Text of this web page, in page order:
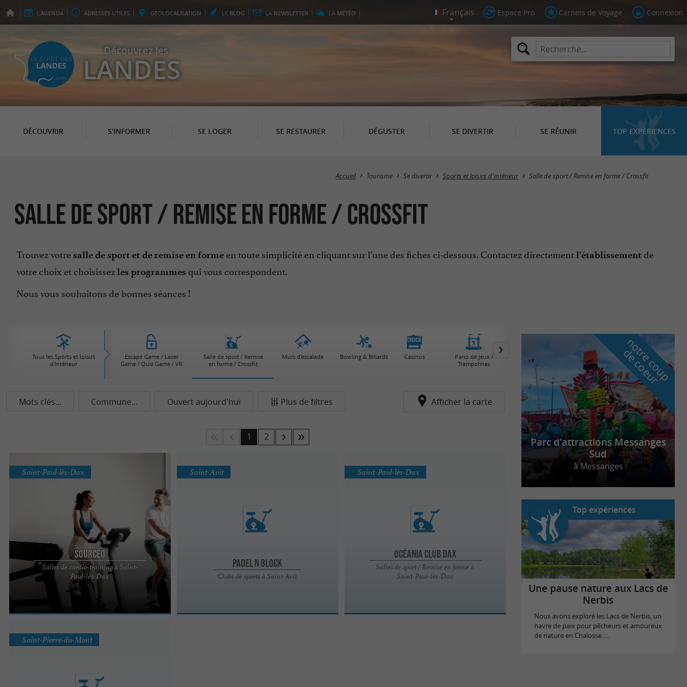
L'AGENDA ADRESSES UTILES GEOLOCALISATION LE BLOG LA NEWSLETTER LA MÉTÉO Espace Pro Carnets de Voyage Connexion
Découvrez les
LANDES
DÉCOUVRIR S'INFORMER SE LOGER SE RESTAURER DÉGUSTER SE DIVERTIR SE RÉUNIR TOP EXPÉRIENCES
Masquer la carte
Accueil Tourisme Se divertir Sports et loisirs d'intérieur Salle de sport / Remise en forme / Crossfit
Salle de sport / Remise en forme / Crossfit
Trouvez votre salle de sport et de remise en forme en toute simplicité en cliquant sur l’une des fiches ci-dessous. Contactez directementl’établissement de
votre choix et choisissezles programmes qui vous correspondent.
Nous vous souhaitons de bonnes séances !
Tous les Sports et loisirs
d'intérieur
Escape Game / Laser
Game / Quiz Game / VR
Salle de sport / Remise
en forme / Crossfit
Murs d'escalade Bowling & Billards Casinos
Parcs de jeux /
Trampolines
Mots clés... Commune... Ouvert aujourd'hui Plus de filtres Afficher la carte
1 2
Sourcéo
Salles de cardio-training à Saint-
Paul-lès-Dax
Saint-Paul-lès-Dax
Sourcéo, un centre de remise en forme avec salle
de sport à Saint-Paul-lès-Dax Profitez d’une
escapade détente ...
PADEL N BLOCK
Clubs de sports à Saint-Avit
Saint-Avit
Océania club DAX
Salles de sport / Remise en forme à
Saint-Paul-lès-Dax
Saint-Paul-lès-Dax
Saint-Pierre-du-Mont
n
o
t
r
e
c
o
u
p
d
e
c
o
e
u
r
Parc d'attractions Messanges
Sud
à Messanges
Top expériences
Une pause nature aux Lacs de
Nerbis
Nous avons exploré les Lacs de Nerbis, un
havre de paix pour pêcheurs et amoureux
de nature en Chalosse. ...